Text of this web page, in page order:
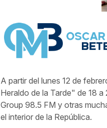
A partir del lunes 12 de
Heraldo de la Tarde" de 18
Group 98.5 FM y otras
el interior de la República.